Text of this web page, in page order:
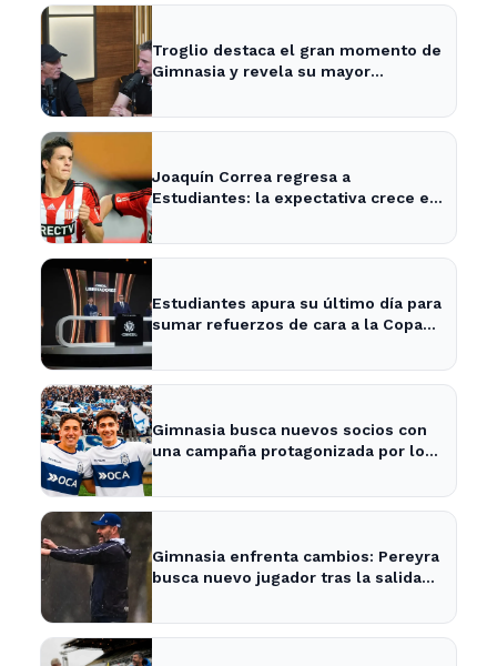
Troglio destaca el gran momento de
Gimnasia y revela su mayor
Joaquín Correa regresa a
Estudiantes: la expectativa crece en
Estudiantes apura su último día para
sumar refuerzos de cara a la Copa
Gimnasia busca nuevos socios con
una campaña protagonizada por los
Gimnasia enfrenta cambios: Pereyra
busca nuevo jugador tras la salida